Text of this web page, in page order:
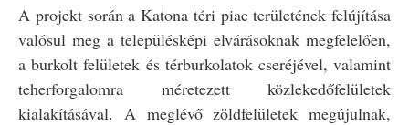
A projekt során a Katona téri piac területének felújítása
valósul meg a településképi elvárásoknak megfelelően,
a burkolt felületek és térburkolatok cseréjével, valamint
teherforgalomra méretezett közlekedőfelületek
kialakításával. A meglévő zöldfelületek megújulnak,